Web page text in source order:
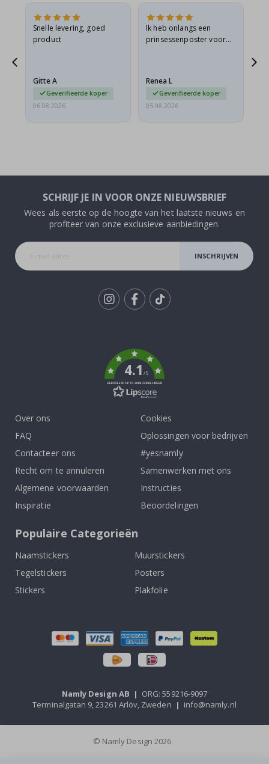
Snelle levering, goed
product
Gitte A
Geverifieerde koper
06.08.2026
Ik heb onlangs een
prinsessenposter voor
licht…
Renea L
Geverifieerde koper
05.08.2026
SCHRIJF JE IN VOOR ONZE NIEUWSBRIEF
Wees als eerste op de hoogte van het laatste nieuws en
profiteer van onze exclusieve aanbiedingen.
INSCHRIJVEN
4.1/5
GEBASEERD OP 1026 BEOORDELINGEN
Over ons
FAQ
Contacteer ons
Recht om te annuleren
Algemene voorwaarden
Inspiratie
Cookies
Oplossingen voor bedrijven
#yesnamly
Samenwerken met ons
Instructies
Beoordelingen
Populaire Categorieën
Naamstickers
Muurstickers
Tegelstickers
Posters
Stickers
Plakfolie
Namly Design AB | ORG: 559216-9097
Terminalgatan 9, 23261 Arlöv, Zweden | info@namly.nl
© Namly Design 2026